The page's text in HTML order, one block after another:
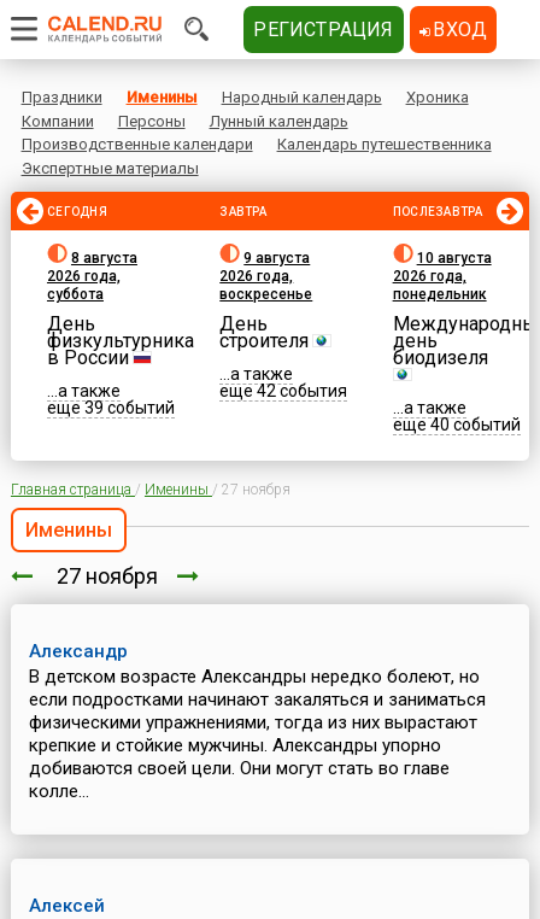
Праздники Именины Народный календарь
Хроника
Компании
Персоны
Лунный календарь
Производственные календари
Календарь путешественника
Экспертные материалы
СЕГОДНЯ
8 августа
2026 года,
суббота
День
физкультурника
в России
...а также
еще 39 событий
ЗАВТРА
9 августа
2026 года,
воскресенье
День
строителя
...а также
еще 42 события
ПОСЛЕЗАВТРА
10 августа
2026 года,
понедельник
день
биодизеля
...а также
еще 40 событий
Главная страница / Именины / 27 ноября
Именины
27 ноября
Александр
В детском возрасте Александры нередко болеют, но
если подростками начинают закаляться и заниматься
физическими упражнениями, тогда из них вырастают
крепкие и стойкие мужчины. Александры упорно
добиваются своей цели. Они могут стать во главе
колле...
Алексей
РЕГИСТРАЦИЯ ВХОД